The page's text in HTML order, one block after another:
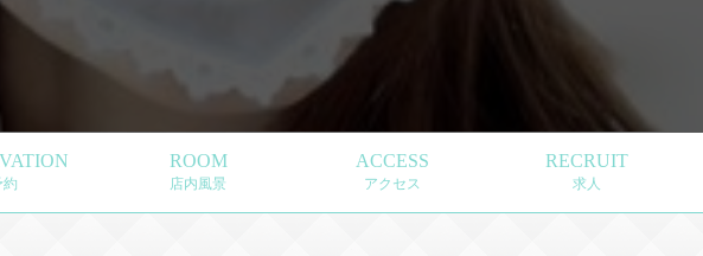
約
ROOM
店内風景
ACCESS
アクセス
RECRUIT
求人